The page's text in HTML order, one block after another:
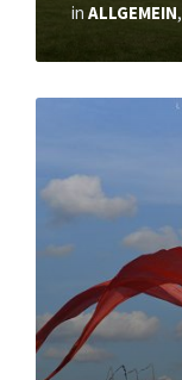
in ALLGEMEIN,
Mehr